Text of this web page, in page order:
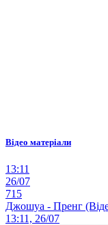
Відео матеріали
13:11
26/07
715
Джошуа - Пренг
13:11, 26/07